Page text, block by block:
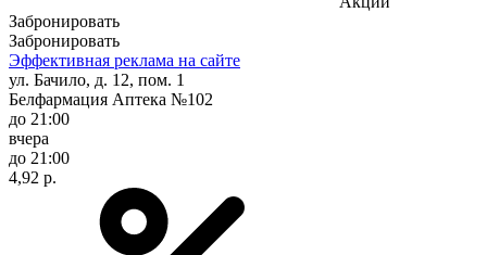
Забронировать
Забронировать
Эффективная реклама на сайте
ул. Бачило, д. 12, пом. 1
Белфармация Аптека №102
до 21:00
вчера
до 21:00
4,92 р.